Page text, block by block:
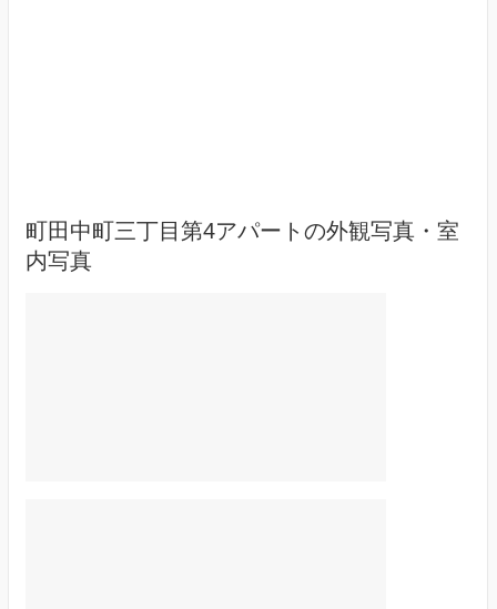
町田中町三丁目第4アパートの外観写真・室
内写真